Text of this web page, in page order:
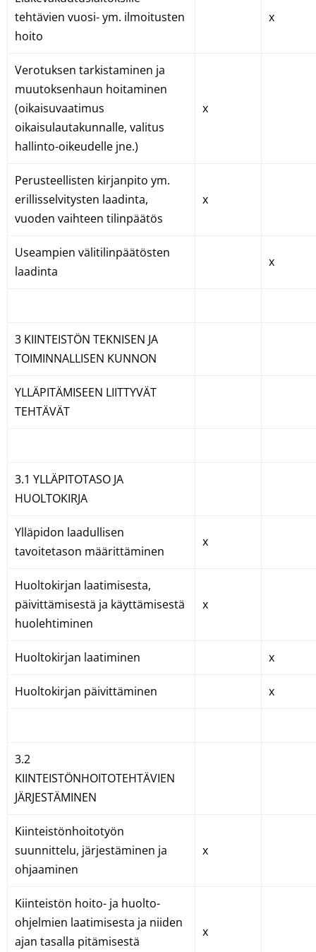
tehtävien vuosi- ym. ilmoitusten
hoito
x
Verotuksen tarkistaminen ja
muutoksenhaun hoitaminen
(oikaisuvaatimus
oikaisulautakunnalle, valitus
hallinto-oikeudelle jne.)
x
Perusteellisten kirjanpito ym.
erillisselvitysten laadinta,
vuoden vaihteen tilinpäätös
x
Useampien välitilinpäätösten
laadinta
x
3 KIINTEISTÖN TEKNISEN JA
TOIMINNALLISEN KUNNON
YLLÄPITÄMISEEN LIITTYVÄT
TEHTÄVÄT
3.1 YLLÄPITOTASO JA
HUOLTOKIRJA
Ylläpidon laadullisen
tavoitetason määrittäminen
x
Huoltokirjan laatimisesta,
päivittämisestä ja käyttämisestä
huolehtiminen
x
Huoltokirjan laatiminen x
Huoltokirjan päivittäminen x
3.2
KIINTEISTÖNHOITOTEHTÄVIEN
JÄRJESTÄMINEN
Kiinteistönhoitotyön
suunnittelu, järjestäminen ja
ohjaaminen
x
Kiinteistön hoito- ja huolto-
ohjelmien laatimisesta ja niiden
ajan tasalla pitämisestä
x